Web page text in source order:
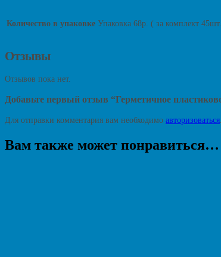
Количество в упаковке Упаковка 68р. ( за комплект
Отзывы
Отзывов пока нет.
Добавьте первый отзыв “Герметичное
Для отправки комментария вам необходимо авторизоваться
Вам также может понравиться…